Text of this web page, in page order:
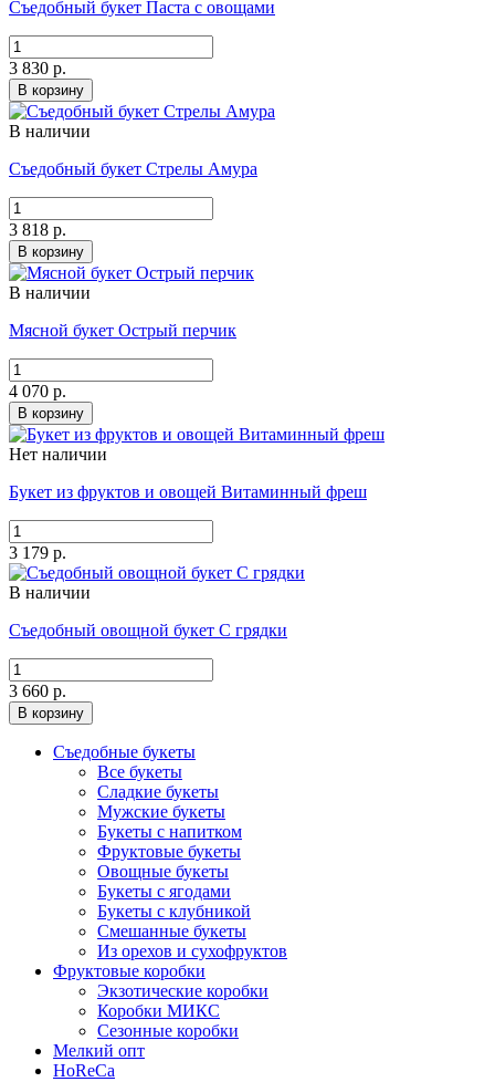
Съедобный букет Паста с овощами
3 830 р.
В корзину
В наличии
Съедобный букет Стрелы Амура
3 818 р.
В корзину
В наличии
Мясной букет Острый перчик
4 070 р.
В корзину
Нет наличии
Букет из фруктов и овощей Витаминный фреш
3 179 р.
В наличии
Съедобный овощной букет С грядки
3 660 р.
В корзину
Съедобные букеты
Все букеты
Сладкие букеты
Мужские букеты
Букеты с напитком
Фруктовые букеты
Овощные букеты
Букеты с ягодами
Букеты с клубникой
Смешанные букеты
Из орехов и сухофруктов
Фруктовые коробки
Экзотические коробки
Коробки МИКС
Сезонные коробки
Мелкий опт
HoReCa